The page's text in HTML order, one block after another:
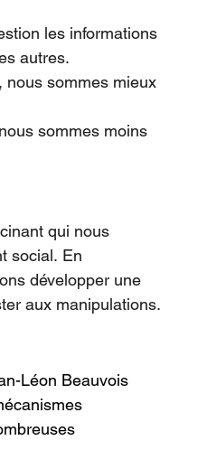
les informations
autres.
nous sommes mieux
sommes moins
qui nous
social. En
développer une
aux manipulations.
Léon Beauvois